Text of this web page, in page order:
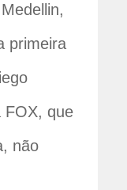
primeira
FOX, que
não